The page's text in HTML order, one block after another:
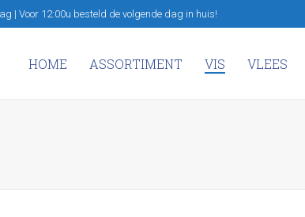
| Voor 12:00u besteld de volgende dag in huis!
HOME ASSORTIMENT VIS VLEES